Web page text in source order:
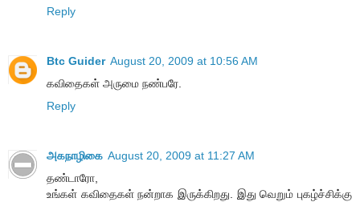
Reply
Btc Guider August 20, 2009 at 10:56 AM
கவிதைகள் அருமை நண்பரே.
Reply
அகநாழிகை August 20, 2009 at 11:27 AM
தண்டாரோ,
உங்கள் கவிதைகள் நன்றாக இருக்கிறது. இது வெறும் புகழ்ச்சிக்கு